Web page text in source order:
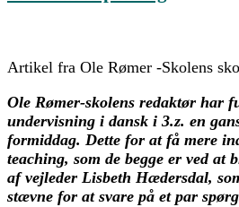
Artikel fra Ole Rømer -Skolens
Ole Rømer-skolens redaktør har
undervisning i dansk i 3.z. en
formiddag. Dette for at få mere
teaching, som de begge er ved at
af vejleder Lisbeth Hædersdal,
stævne for at svare på et par